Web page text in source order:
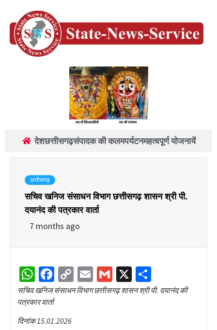
देशछत्तीसगढ़संपादक की कलमपर्यटनमहत्वपूर्ण योजनायें
छत्तीसगढ़
सचिव खनिज संसाधन विभाग छत्तीसगढ़ शासन श्री पी.
दयानंद की पत्रकार वार्ता
7 months ago
WhatsApp
Facebook
Copy
Link
EmailGmail
X
सचिव खनिज संसाधन विभाग छत्तीसगढ़ शासन श्री पी. दयानंद की
पत्रकार वार्ता
दिनांक 15.01.2026